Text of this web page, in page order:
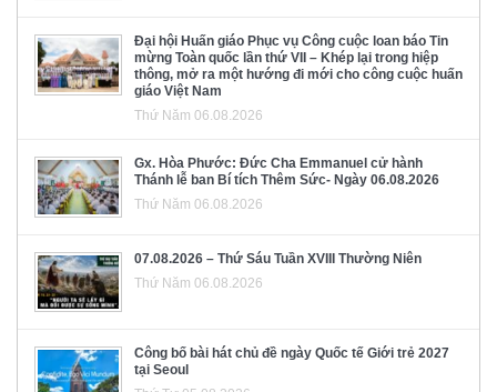
Đại hội Huấn giáo Phục vụ Công cuộc loan báo Tin
mừng Toàn quốc lần thứ VII – Khép lại trong hiệp
thông, mở ra một hướng đi mới cho công cuộc huấn
giáo Việt Nam
Thứ Năm 06.08.2026
Gx. Hòa Phước: Đức Cha Emmanuel cử hành
Thánh lễ ban Bí tích Thêm Sức- Ngày 06.08.2026
Thứ Năm 06.08.2026
07.08.2026 – Thứ Sáu Tuần XVIII Thường Niên
Thứ Năm 06.08.2026
Công bố bài hát chủ đề ngày Quốc tế Giới trẻ 2027
tại Seoul